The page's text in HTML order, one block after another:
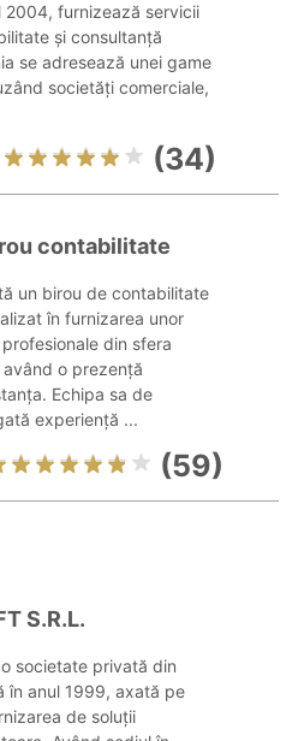
2004, furnizează servicii
și consultanță
se adresează unei game
societăți comerciale,
(34)
contabilitate
un birou de contabilitate
în furnizarea unor
din sfera
o prezență
Echipa sa de
experiență ...
(59)
S.R.L.
societate privată din
în anul 1999, axată pe
de soluții